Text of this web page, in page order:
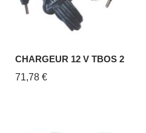
CHARGEUR 12 V TBOS 2
71,78€